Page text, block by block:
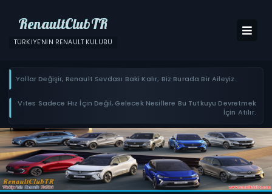
RenaultClubTR
TÜRKIYE'NIN RENAULT KULÜBÜ
Yollar Değişir, Renault Sevdası Baki Kalır; Biz Burada Bir Aileyiz.
Vites Sadece Hız İçin Değil, Gelecek Nesillere Bu Tutkuyu Devretmek
İçin Atılır.